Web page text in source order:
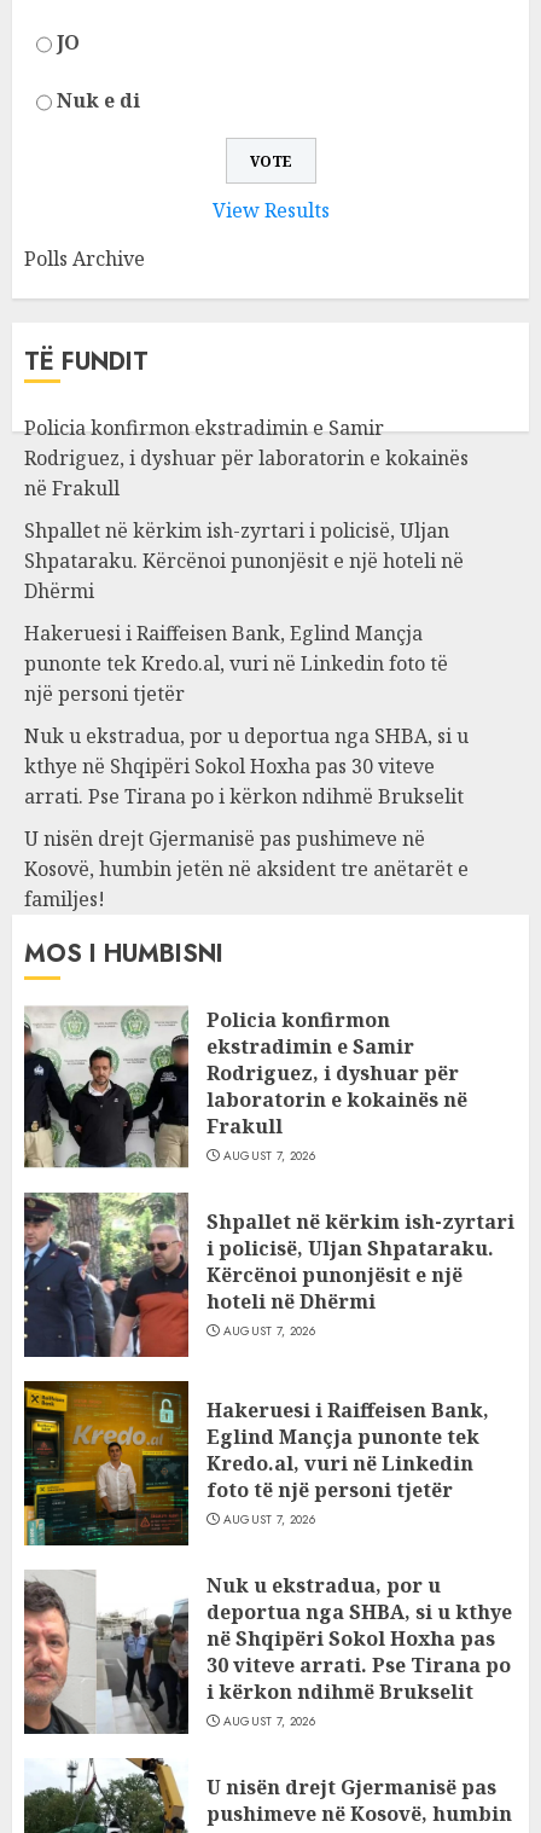
JO
Nuk e di
View Results
Polls Archive
TË FUNDIT
Policia konfirmon ekstradimin e Samir
Rodriguez, i dyshuar për laboratorin e kokainës
në Frakull
Shpallet në kërkim ish-zyrtari i policisë, Uljan
Shpataraku. Kërcënoi punonjësit e një hoteli në
Dhërmi
Hakeruesi i Raiffeisen Bank, Eglind Mançja
punonte tek Kredo.al, vuri në Linkedin foto të
një personi tjetër
Nuk u ekstradua, por u deportua nga SHBA, si u
kthye në Shqipëri Sokol Hoxha pas 30 viteve
arrati. Pse Tirana po i kërkon ndihmë Brukselit
U nisën drejt Gjermanisë pas pushimeve në
Kosovë, humbin jetën në aksident tre anëtarët e
familjes!
MOS I HUMBISNI
Policia konfirmon
ekstradimin e Samir
Rodriguez, i dyshuar për
laboratorin e kokainës në
Frakull
AUGUST 7, 2026
Shpallet në kërkim ish-zyrtari
i policisë, Uljan Shpataraku.
Kërcënoi punonjësit e një
hoteli në Dhërmi
AUGUST 7, 2026
Hakeruesi i Raiffeisen Bank,
Eglind Mançja punonte tek
Kredo.al, vuri në Linkedin
foto të një personi tjetër
AUGUST 7, 2026
Nuk u ekstradua, por u
deportua nga SHBA, si u kthye
në Shqipëri Sokol Hoxha pas
30 viteve arrati. Pse Tirana po
i kërkon ndihmë Brukselit
AUGUST 7, 2026
U nisën drejt Gjermanisë pas
pushimeve në Kosovë, humbin